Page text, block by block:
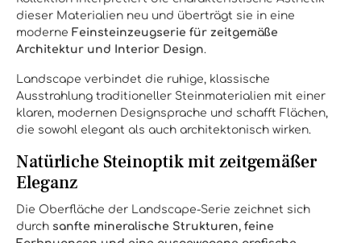
dieser Materialien neu und überträgt sie in eine
moderne Feinsteinzeugserie für zeitgemäße
Architektur und Interior Design.
Landscape verbindet die ruhige, klassische
Ausstrahlung traditioneller Steinmaterialien mit einer
klaren, modernen Designsprache und schafft Flächen,
die sowohl elegant als auch architektonisch wirken.
Natürliche Steinoptik mit zeitgemäßer
Eleganz
Die Oberfläche der Landscape-Serie zeichnet sich
durch sanfte mineralische Strukturen, feine